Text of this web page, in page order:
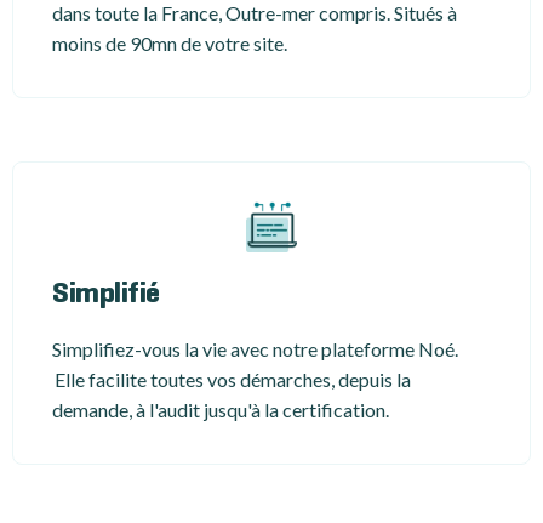
dans toute la France, Outre-mer compris. Situés à
moins de 90mn de votre site.
Simplifié
Simplifiez-vous la vie avec notre plateforme Noé.
Elle facilite toutes vos démarches, depuis la
demande, à l'audit jusqu'à la certification.